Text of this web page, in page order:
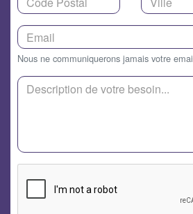
Nous ne communiquerons jamais votre